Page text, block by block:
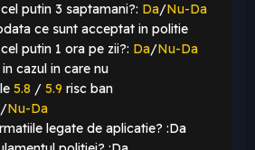
putin 3 saptamani?: Da/Nu-Da
ce sunt acceptat in politie
putin 1 ora pe zii?: Da/Nu-Da
cazul in care nu
5.8 / 5.9 risc ban
/Nu-Da
legate de aplicatie? :Da